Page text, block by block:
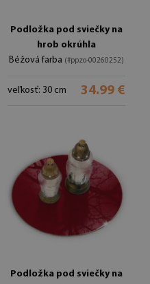
Podložka pod sviečky na
hrob okrúhla
Béžová farba (#ppzo-00260252)
veľkosť: 30 cm 34.99 €
Podložka pod sviečky na